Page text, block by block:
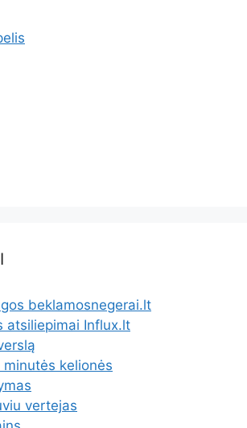
beklamosnegerai.lt
atsiliepimai Influx.lt
minutės kelionės
vertejas